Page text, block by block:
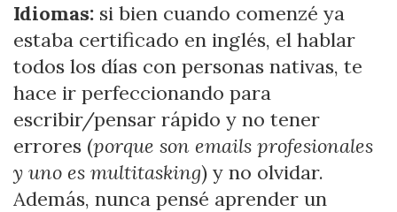
Idiomas: si bien cuando comenzé ya
estaba certificado en inglés, el hablar
todos los días con personas nativas, te
hace ir perfeccionando para
escribir/pensar rápido y no tener
errores (porque son emails profesionales
y uno es multitasking) y no olvidar.
Además, nunca pensé aprender un